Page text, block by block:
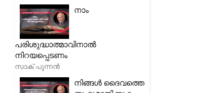
നാം
പരിശുദ്ധാത്മാവിനാൽ
നിറയപ്പെടണം
സാക് പുന്നൻ
നിങ്ങൾ ദൈവത്തെ